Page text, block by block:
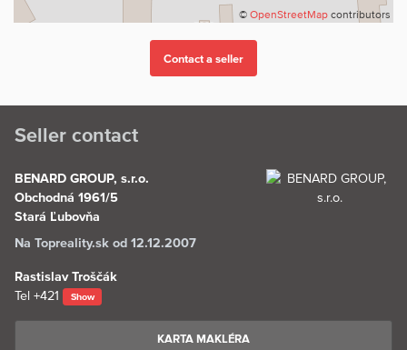
© OpenStreetMap contributors
Seller contact
BENARD GROUP, s.r.o.
Obchodná 1961/5
Stará Ľubovňa
Na Topreality.sk od 12.12.2007
Rastislav Troščák
Tel +421 Show
KARTA MAKLÉRA